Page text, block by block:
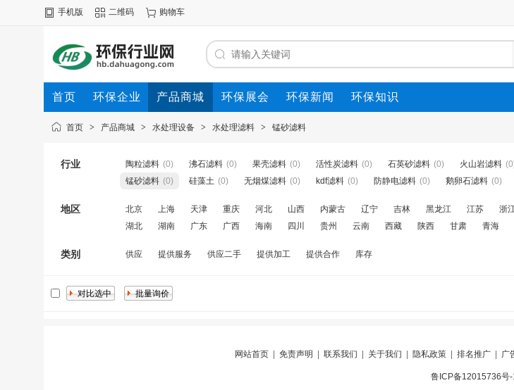
手机版 二维码 购物车
首页 环保企业 产品商城 环保展会 环保新闻 环保知识
首页 > 产品商城 > 水处理设备 > 水处理滤料 > 锰砂滤料
行业 陶粒滤料 (0) 沸石滤料 (0) 果壳滤料 (0) 活性炭滤料 (0) 石英砂滤料 (0) 火山岩滤料
锰砂滤料 (0) 硅藻土 (0) 无烟煤滤料 (0) kdf滤料 (0) 防静电滤料 (0) 鹅卵石滤料 (0)
地区 北京 上海 天津 重庆 河北 山西 内蒙古 辽宁 吉林 黑龙江 江苏 浙
湖北
湖南 广东 广西 海南 四川 贵州 云南 西藏 陕西 甘肃 青海
类别 供应 提供服务 供应二手 提供加工 提供合作 库存
网站首页 免责声明 联系我们 关于我们 隐私政策 排名推广 广
鲁ICP备12015736号-